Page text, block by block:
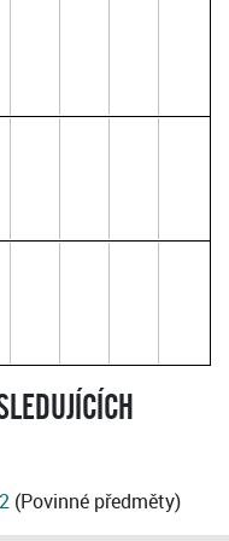
(Povinné předměty)